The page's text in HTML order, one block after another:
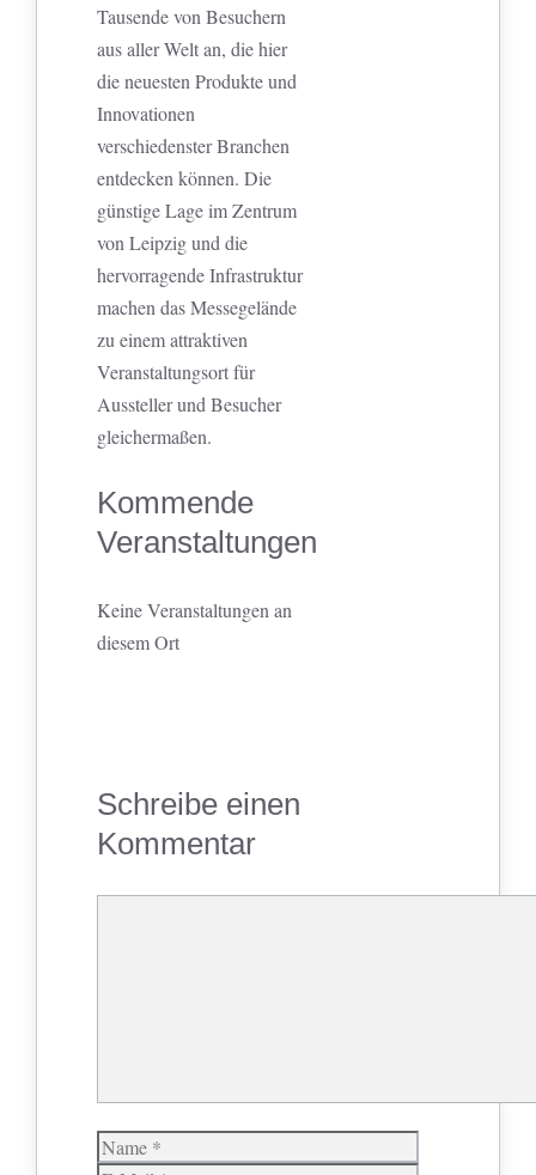
Tausende von Besuchern
aus aller Welt an, die hier
die neuesten Produkte und
Innovationen
verschiedenster Branchen
entdecken können. Die
günstige Lage im Zentrum
von Leipzig und die
hervorragende Infrastruktur
machen das Messegelände
zu einem attraktiven
Veranstaltungsort für
Aussteller und Besucher
gleichermaßen.
Kommende
Veranstaltungen
Keine Veranstaltungen an
diesem Ort
Schreibe einen
Kommentar
Name